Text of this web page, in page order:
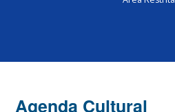
Agenda Cultural